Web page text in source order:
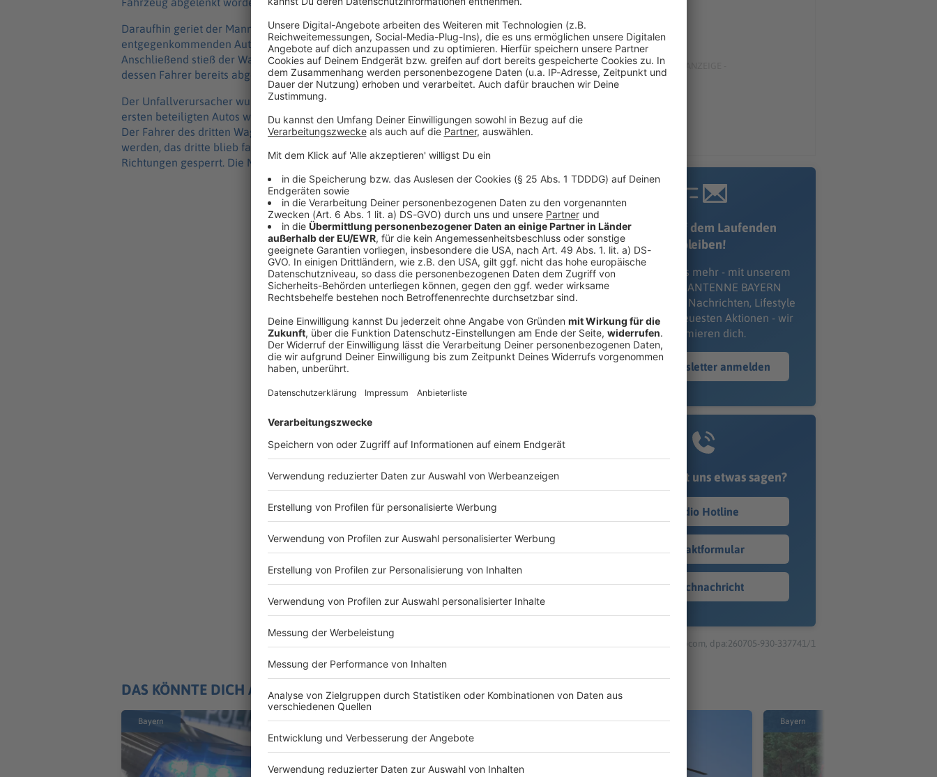
Daraufhin geriet der Mann am Samstag demnach in den Gegenverkehr und stieß mit einem
entgegenkommenden Auto zusammen. Dieses kam im Straßengraben zum Stehen.
Anschließend stieß der Wagen des 63-Jährigen noch mit einem weiteren Auto zusammen,
dessen Fahrer bereits abgebremst hatte.
Der Unfallverursacher wurde verletzt in ein Krankenhaus gebracht. Zwei Insassen des
ersten beteiligten Autos wurden ebenfalls verletzt und vor Ort vom Rettungsdienst versorgt.
Der Fahrer des dritten Wagens blieb unverletzt. Zwei der Autos mussten abgeschleppt
werden, das dritte blieb fahrbereit. Die Straße war für rund eine halbe Stunde in beide
Richtungen gesperrt. Die Münchner Verkehrspolizei hat die Ermittlungen übernommen.
Immer auf dem Laufenden
bleiben!
Verpass' nichts mehr - mit unserem
kostenlosen ANTENNE BAYERN
Newsletter. Ob Nachrichten, Lifestyle
oder unsere neuesten Aktionen - wir
informieren dich.
Zum Newsletter anmelden
Du möchtest uns etwas sagen?
Studio Hotline
Kontaktformular
Sprachnachricht
© dpa-infocom, dpa:260705-930-337741/1
DAS KÖNNTE DICH AUCH INTERESSIEREN
Bayern Bayern Bayern Bayern